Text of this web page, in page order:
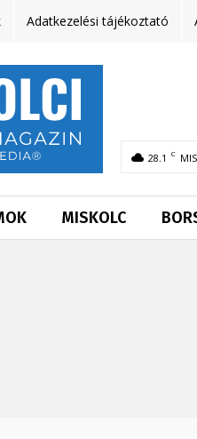
Adatkezelési tájékoztató
28.1 C
MISKOLC